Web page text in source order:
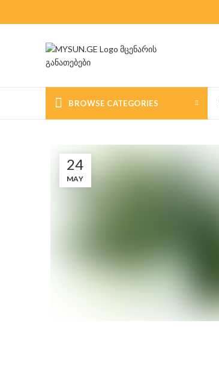
BROWSE CATEGORIES
24
MAY